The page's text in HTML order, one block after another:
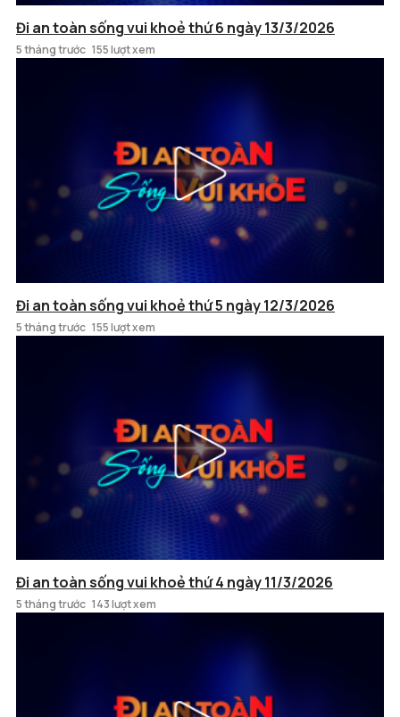
Đi an toàn sống vui khoẻ thứ 6 ngày 13/3/2026
5 tháng trước 155 lượt xem
Đi an toàn sống vui khoẻ thứ 5 ngày 12/3/2026
5 tháng trước 155 lượt xem
Đi an toàn sống vui khoẻ thứ 4 ngày 11/3/2026
5 tháng trước 143 lượt xem